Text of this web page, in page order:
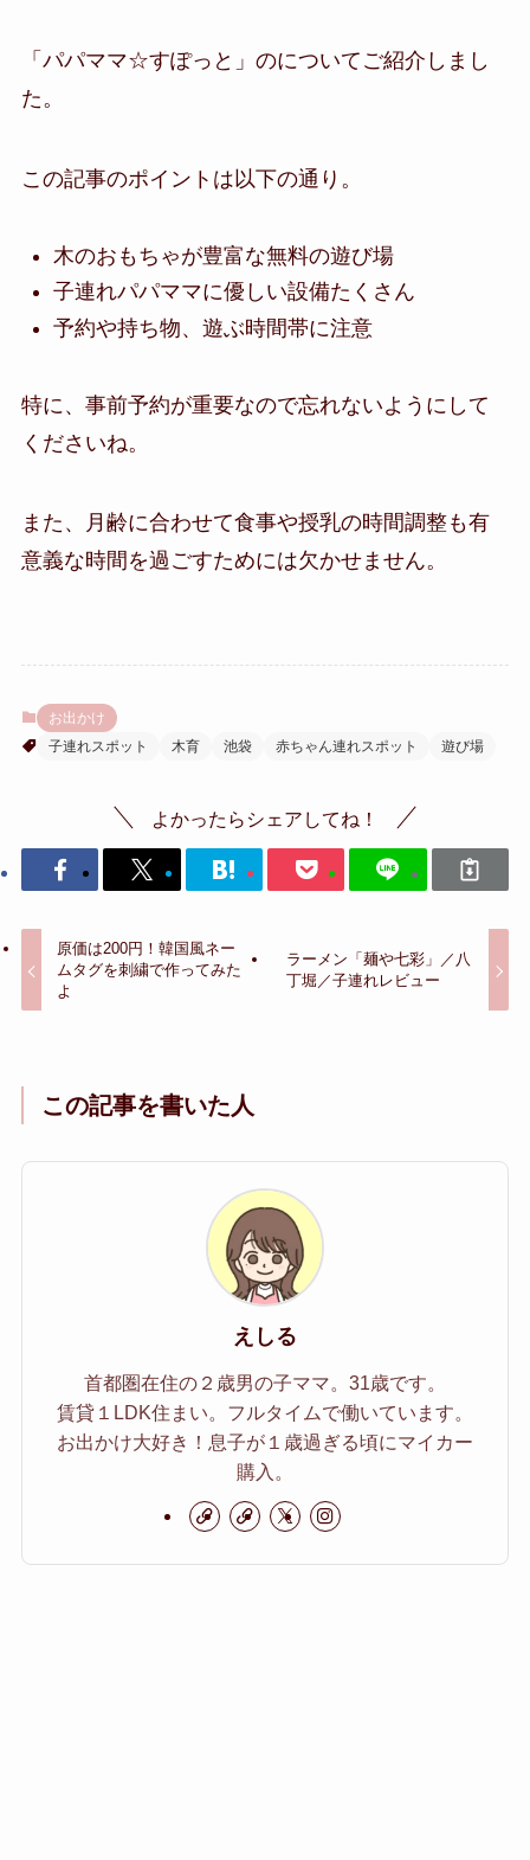
「パパママ☆すぽっと」のについてご紹介しまし
た。
この記事のポイントは以下の通り。
木のおもちゃが豊富な無料の遊び場
子連れパパママに優しい設備たくさん
予約や持ち物、遊ぶ時間帯に注意
特に、事前予約が重要なので忘れないようにして
くださいね。
また、月齢に合わせて食事や授乳の時間調整も有
意義な時間を過ごすためには欠かせません。
お出かけ
子連れスポット
木育 池袋 赤ちゃん連れスポット 遊び場
よかったらシェアしてね！
原価は200円！韓国風ネー
ムタグを刺繍で作ってみた
よ
ラーメン「麺や七彩」／八
丁堀／子連れレビュー
この記事を書いた人
えしる
首都圏在住の２歳男の子ママ。31歳です。
賃貸１LDK住まい。フルタイムで働いています。
お出かけ大好き！息子が１歳過ぎる頃にマイカー
購入。